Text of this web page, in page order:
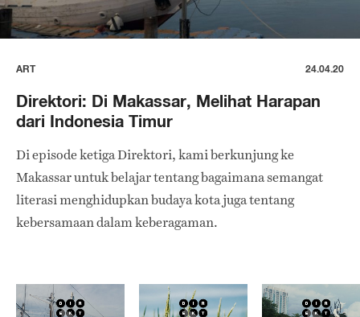
ART 24.04.20
Direktori: Di Makassar, Melihat Harapan
dari Indonesia Timur
Di episode ketiga Direktori, kami berkunjung ke
Makassar untuk belajar tentang bagaimana semangat
literasi menghidupkan budaya kota juga tentang
kebersamaan dalam keberagaman.